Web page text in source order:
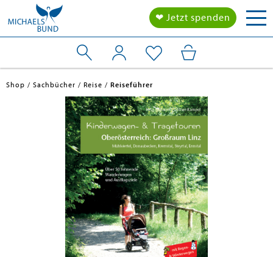
❤ Jetzt spenden
Shop Sachbücher Reise Reiseführer